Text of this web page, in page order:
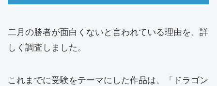
二月の勝者が面白くないと言われている理由を、詳
しく調査しました。
これまでに受験をテーマにした作品は、「ドラゴン